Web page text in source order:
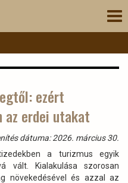
ezért
az erdei utakat
dátuma: 2026. március 30.
a turizmus egyik
vált. Kialakulása szorosan
növekedésével és azzal az